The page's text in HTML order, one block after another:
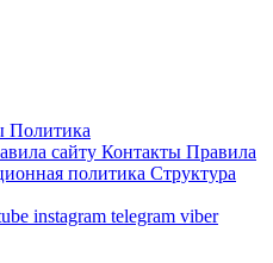
Политика
сайту Контакты Правила
политика Структура
instagram telegram viber